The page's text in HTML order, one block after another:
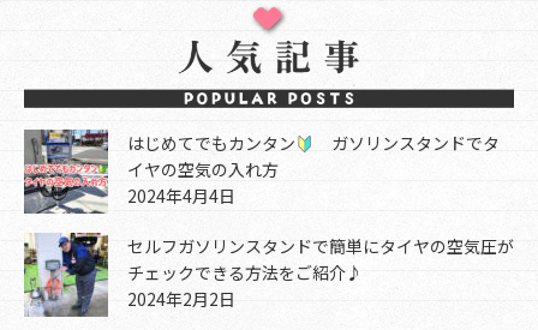
はじめてでもカンタン
ガソリンスタンドでタ
イヤの空気の入れ方
2024年4月4日
セルフガソリンスタンドで簡単にタイヤの空気圧が
チェックできる方法をご紹介♪
2024年2月2日